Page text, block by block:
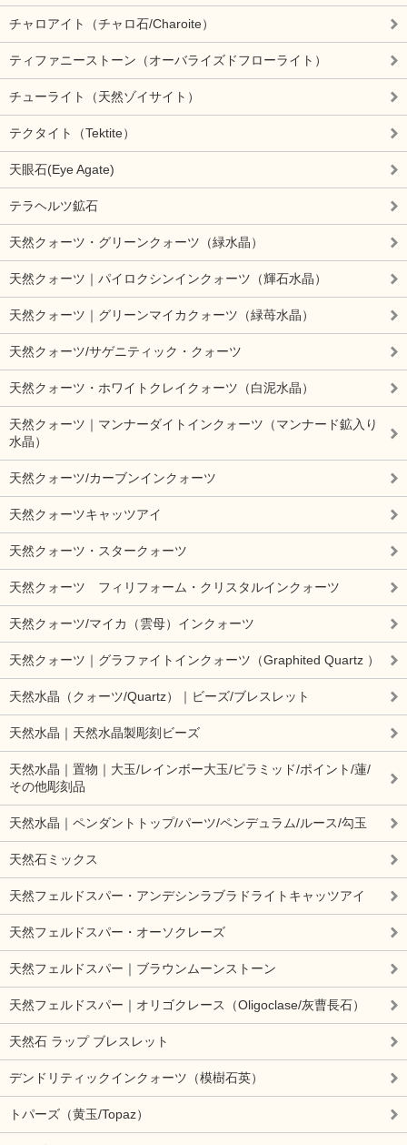
チャロアイト（チャロ石/Charoite）
ティファニーストーン（オーバライズドフローライト）
チューライト（天然ゾイサイト）
テクタイト（Tektite）
天眼石(Eye Agate)
テラヘルツ鉱石
天然クォーツ・グリーンクォーツ（緑水晶）
天然クォーツ｜パイロクシンインクォーツ（輝石水晶）
天然クォーツ｜グリーンマイカクォーツ（緑苺水晶）
天然クォーツ/サゲニティック・クォーツ
天然クォーツ・ホワイトクレイクォーツ（白泥水晶）
天然クォーツ｜マンナーダイトインクォーツ（マンナード鉱入り
水晶）
天然クォーツ/カーブンインクォーツ
天然クォーツキャッツアイ
天然クォーツ・スタークォーツ
天然クォーツ フィリフォーム・クリスタルインクォーツ
天然クォーツ/マイカ（雲母）インクォーツ
天然クォーツ｜グラファイトインクォーツ（Graphited Quartz ）
天然水晶（クォーツ/Quartz）｜ビーズ/ブレスレット
天然水晶｜天然水晶製彫刻ビーズ
天然水晶｜置物｜大玉/レインボー大玉/ピラミッド/ポイント/蓮/
その他彫刻品
天然水晶｜ペンダントトップ/パーツ/ペンデュラム/ルース/勾玉
天然石ミックス
天然フェルドスパー・アンデシンラブラドライトキャッツアイ
天然フェルドスパー・オーソクレーズ
天然フェルドスパー｜ブラウンムーンストーン
天然フェルドスパー｜オリゴクレース（Oligoclase/灰曹長石）
天然石 ラップ ブレスレット
デンドリティックインクォーツ（模樹石英）
トパーズ（黄玉/Topaz）